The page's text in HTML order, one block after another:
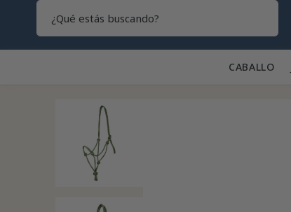
CABALLO 🐎